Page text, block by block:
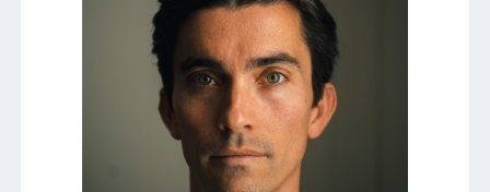
i
s
a
t
A
m
d
l
e
i